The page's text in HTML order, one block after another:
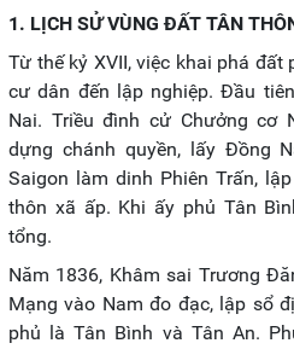
1. LỊCH SỬ VÙNG ĐẤT TÂN
Từ thế kỷ XVII, việc khai phá
cư dân đến lập nghiệp. Đầu
Nai. Triều đình cử Chưởng cơ
dựng chánh quyền, lấy Đồng
Saigon làm dinh Phiên Trấn,
thôn xã ấp. Khi ấy phủ Tân
tổng.
Năm 1836, Khâm sai Trương
Mạng vào Nam đo đạc, lập sổ
phủ là Tân Bình và Tân An.